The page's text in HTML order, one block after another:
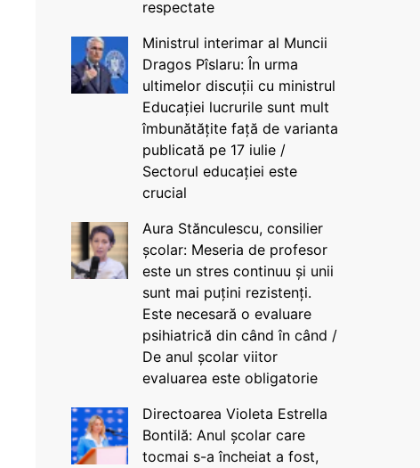
respectate
Ministrul interimar al Muncii
Dragos Pîslaru: În urma
ultimelor discuții cu ministrul
Educației lucrurile sunt mult
îmbunătățite față de varianta
publicată pe 17 iulie /
Sectorul educației este
crucial
Aura Stănculescu, consilier
școlar: Meseria de profesor
este un stres continuu și unii
sunt mai puțini rezistenți.
Este necesară o evaluare
psihiatrică din când în când /
De anul școlar viitor
evaluarea este obligatorie
Directoarea Violeta Estrella
Bontilă: Anul școlar care
tocmai s-a încheiat a fost,